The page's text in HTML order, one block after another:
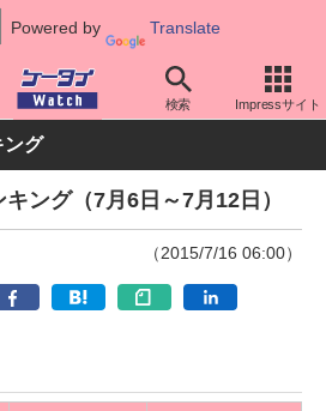
Powered by Translate
検索 Impressサイト
調査
ング
ング（7月6日～7月12日）
（2015/7/16 06:00）